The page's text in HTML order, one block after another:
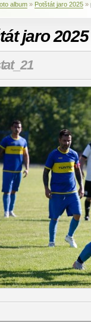
album » Potštát jaro 2025 »
jaro 2025